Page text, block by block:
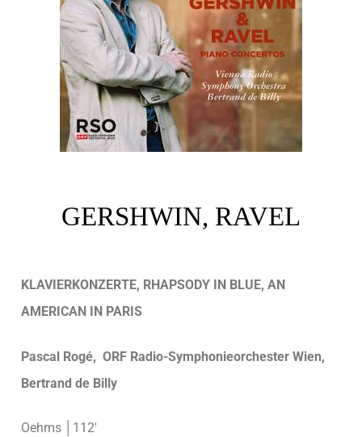
GERSHWIN, RAVEL
KLAVIERKONZERTE, RHAPSODY IN BLUE, AN
AMERICAN IN PARIS
Pascal Rogé, ORF Radio-Symphonieorchester Wien,
Bertrand de Billy
Oehms │112′